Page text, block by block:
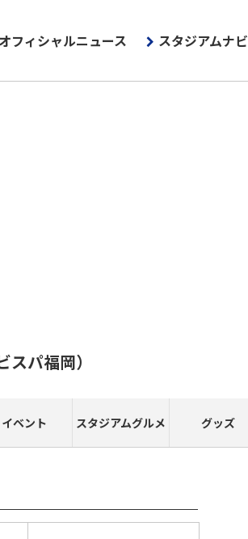
オフィシャルニュース スタジアムナビ
スパ福岡）
イベント スタジアムグルメ グッズ